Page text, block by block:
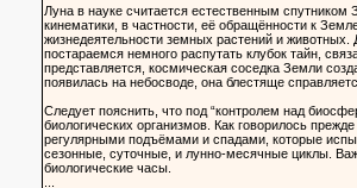
Луна в науке считается естественным
кинематики, в частности, её обращённости к
жизнедеятельности земных растений и
постараемся немного распутать клубок тайн,
представляется, космическая соседка Земли
появилась на небосводе, она блестяще
Следует пояснить, что под “контролем над
биологических организмов. Как говорилось
регулярными подъёмами и спадами, которые
сезонные, суточные, и лунно-месячные циклы.
биологические часы.